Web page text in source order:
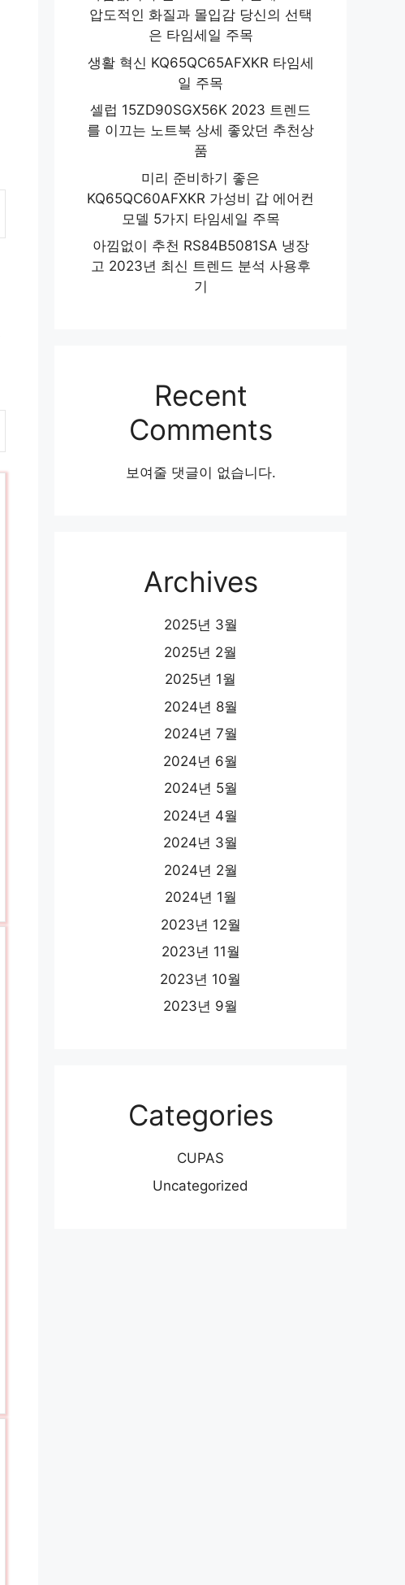
압도적인 화질과 몰입감 당신의 선택
은 타임세일 주목
생활 혁신 KQ65QC65AFXKR 타임세
일 주목
셀럽 15ZD90SGX56K 2023 트렌드
를 이끄는 노트북 상세 좋았던 추천상
품
미리 준비하기 좋은
KQ65QC60AFXKR 가성비 갑 에어컨
모델 5가지 타임세일 주목
아낌없이 추천 RS84B5081SA 냉장
고 2023년 최신 트렌드 분석 사용후
기
Recent
Comments
보여줄 댓글이 없습니다.
Archives
2025년 3월
2025년 2월
2025년 1월
2024년 8월
2024년 7월
2024년 6월
2024년 5월
2024년 4월
2024년 3월
2024년 2월
2024년 1월
2023년 12월
2023년 11월
2023년 10월
2023년 9월
Categories
CUPAS
Uncategorized